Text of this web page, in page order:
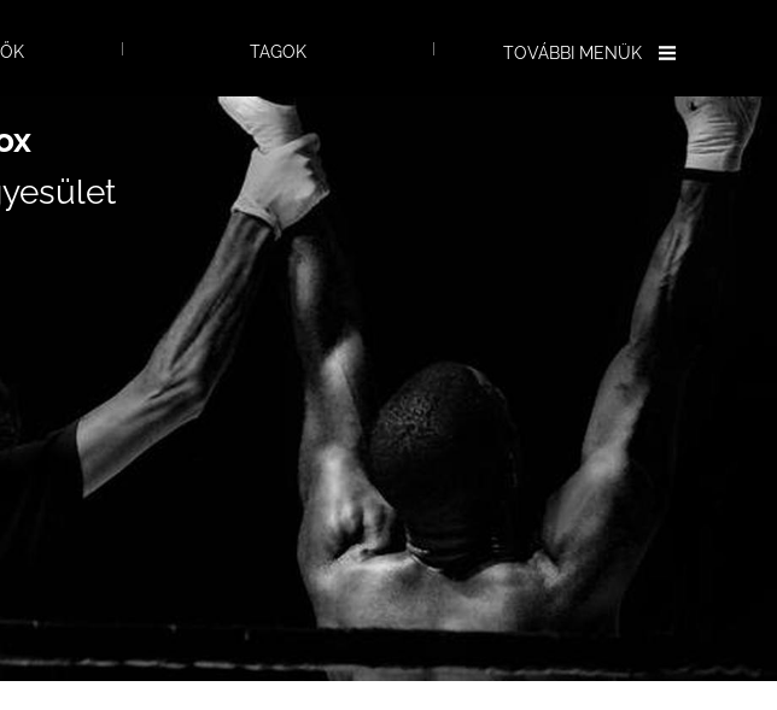
TAGOK TOVÁBBI MENÜK